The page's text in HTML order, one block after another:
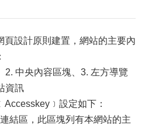
頁設計原則建置，網站的主要內
2. 中央內容區塊、3. 左方導覽
資訊
設定如下：
結區，此區塊列有本網站的主